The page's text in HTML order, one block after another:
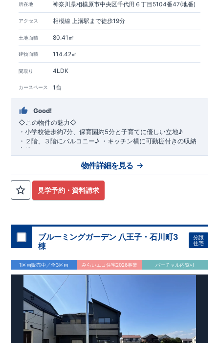
所在地 神奈川県相模原市中央区千代田６丁目5104番47(地番)
アクセス 相模線 上溝駅まで徒歩19分
土地面積 80.41㎡
建物面積 114.42㎡
間取り 4LDK
カースペース 1台
Good!
◇この物件の魅力◇
・小学校徒歩約7分、保育園約5分と子育てに優しい立地♪
・２階、３階にバルコニー♪ ・キッチン横に可動棚付きの収納
完備。
・家族で過ごすこともできるワイドバルコニー完備。
相模線「上溝」駅徒歩19分 ◇ロケーション
・相模原市立星が丘小学校
徒歩7分 ・オーケ
ー相模原店
模原店 徒歩
・やまうち医院 徒歩
ります。 ・設計、施工、営業が互いに協力しあい、最良のプラ
ンを提供いたします。 ・不要な中間マージンを抑えることで、
コストダウンに努めています。
・東栄住宅
の建物は、国が定めた耐震等級で3を取得。建築基準法で定め
られた、｢数百年に一度発生する地震に対して、倒壊、崩壊しな
い。｣という基準から、さらに
す。
【住宅性能評価ダブル取得】
設計段階で、国が認めた第三者機関が評価しています。
住宅性能評価：評価を受けた図面通りに施工されているか、建
設までに、計4回のチェックが行われます。
でなく、現場の施工状況を検査した上で、品質を保証していま
す。
【充実のアフターサポート】
・東栄住宅では、お引渡し後最大10回の無料定期点検と、
年
間の品質保証を実施。お引渡しからが本当のお付き合いだと考
え、アフターサービスを外部の業者に委託せず、東栄住宅グル
ープ「東栄ホームサービス株式会社」にて責任をもって対応い
たします。
見学予約・資料請求
物件詳細を見る
ブルーミングガーデン 八王子・石川町3
棟
分譲
住宅
1区画販売中／全3区画 みらいエコ住宅2026事業 バーチャル内覧可